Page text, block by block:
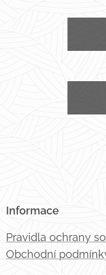
Informace
Pravidla ochrany
Obchodní